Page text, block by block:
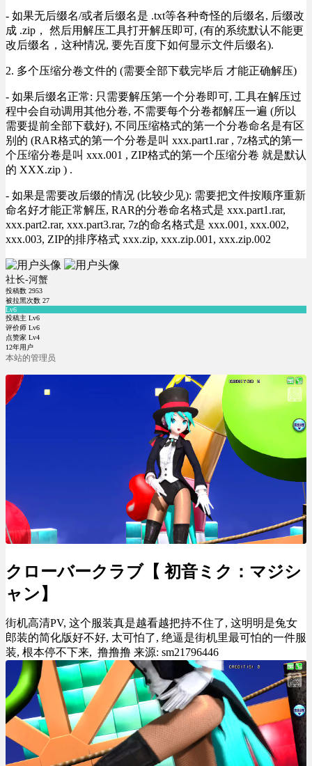
- 如果无后缀名/或者后缀名是 .txt等各种奇怪的后缀名, 后缀改
成 .zip， 然后用解压工具打开解压即可, (有的系统默认不能更
改后缀名，这种情况, 要先百度下如何显示文件后缀名).
2. 多个压缩分卷文件的 (需要全部下载完毕后 才能正确解压)
- 如果后缀名正常: 只需要解压第一个分卷即可, 工具在解压过
程中会自动调用其他分卷, 不需要每个分卷都解压一遍 (所以
需要提前全部下载好), 不同压缩格式的第一个分卷命名是有区
别的 (RAR格式的第一个分卷是叫 xxx.part1.rar , 7z格式的第一
个压缩分卷是叫 xxx.001 , ZIP格式的第一个压缩分卷 就是默认
的 XXX.zip ) .
- 如果是需要改后缀的情况 (比较少见): 需要把文件按顺序重新
命名好才能正常解压, RAR的分卷命名格式是 xxx.part1.rar,
xxx.part2.rar, xxx.part3.rar, 7z的命名格式是 xxx.001, xxx.002,
xxx.003, ZIP的排序格式 xxx.zip, xxx.zip.001, xxx.zip.002
社长-河蟹
投稿数 2953
被拉黑次数 27
Lv6
投稿主 Lv6
评价师 Lv6
点赞家 Lv4
12年用户
本站的管理员
クローバークラブ【 初音ミク：マジシ
ャン】
街机高清PV, 这个服装真是越看越把持不住了, 这明明是兔女
郎装的简化版好不好, 太可怕了, 绝逼是街机里最可怕的一件服
装, 根本停不下来, 撸撸撸 来源: sm21796446